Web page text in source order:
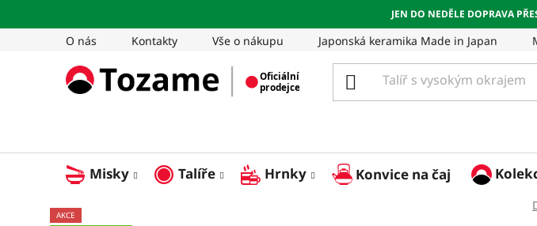
na
JEN DO NEDĚLE DOPRAVA
O nás Kontakty Vše o nákupu Japonská keramika Made in Japan
Misky Talíře Hrnky Konvice na čaj
AKCE